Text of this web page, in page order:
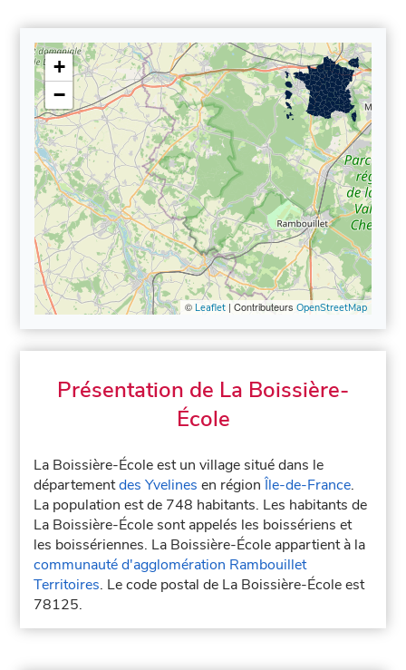
+
−
© Leaflet| Contributeurs OpenStreetMap
Présentation de La Boissière-
École
La Boissière-École est un village situé dans le
départementdes Yvelines en régionÎle-de-France.
La population est de 748 habitants. Les habitants de
La Boissière-École sont appelés les boissériens et
les boissériennes. La Boissière-École appartient à la
communauté d'agglomération Rambouillet
Territoires. Le code postal de La Boissière-École est
78125.